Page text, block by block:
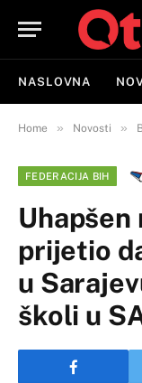
NASLOVNA
Home » Novosti »
FEDERACIJA BIH
Uhapšen
prijetio
u
školi u